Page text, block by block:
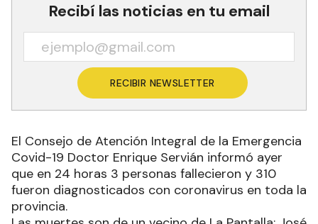
Recibí las noticias en tu email
RECIBIR NEWSLETTER
El Consejo de Atención Integral de la Emergencia
Covid-19 Doctor Enrique Servián informó ayer
que en 24 horas 3 personas fallecieron y 310
fueron diagnosticados con coronavirus en toda la
provincia.